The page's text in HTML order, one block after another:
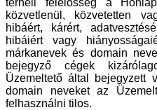
közvetlenül, közvetetten
hibáért, kárért,
hibáiért vagy
márkanevek és domain
bejegyző cégek
Üzemeltető által bejegyzett
domain neveket az
felhasználni tilos.